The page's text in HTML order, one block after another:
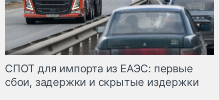
СПОТ для импорта из ЕАЭС: первые
сбои, задержки и скрытые издержки